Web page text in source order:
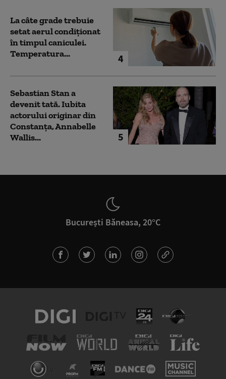
4
La câte grade trebuie
setat aerul condiționat
în timpul caniculei.
Temperatura...
5
Sebastian Stan a
devenit tată. Iubita
actorului originar din
Constanța, Annabelle
Wallis...
București Băneasa, 20°C